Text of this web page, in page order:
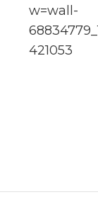
w=wall-
421053